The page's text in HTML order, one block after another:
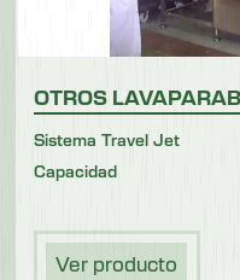
OTROS
Sistema Travel Jet
Capacidad
Ver producto